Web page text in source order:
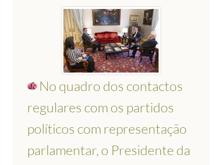
No quadro dos contactos
regulares com os partidos
políticos com representação
parlamentar, o Presidente da